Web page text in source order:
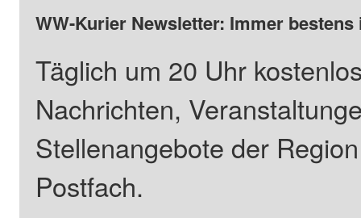
WW-Kurier Newsletter: Immer
Täglich um 20 Uhr
Nachrichten,
Stellenangebote der
Postfach.